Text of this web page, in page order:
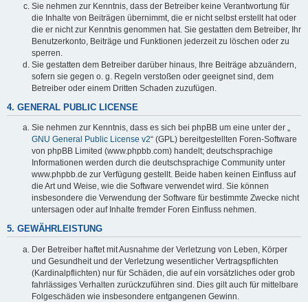
Sie nehmen zur Kenntnis, dass der Betreiber keine Verantwortung für
die Inhalte von Beiträgen übernimmt, die er nicht selbst erstellt hat oder
die er nicht zur Kenntnis genommen hat. Sie gestatten dem Betreiber, Ihr
Benutzerkonto, Beiträge und Funktionen jederzeit zu löschen oder zu
sperren.
Sie gestatten dem Betreiber darüber hinaus, Ihre Beiträge abzuändern,
sofern sie gegen o. g. Regeln verstoßen oder geeignet sind, dem
Betreiber oder einem Dritten Schaden zuzufügen.
4. GENERAL PUBLIC LICENSE
Sie nehmen zur Kenntnis, dass es sich bei phpBB um eine unter der „
GNU General Public License v2“ (GPL) bereitgestellten Foren-Software
von phpBB Limited (www.phpbb.com) handelt; deutschsprachige
Informationen werden durch die deutschsprachige Community unter
www.phpbb.de zur Verfügung gestellt. Beide haben keinen Einfluss auf
die Art und Weise, wie die Software verwendet wird. Sie können
insbesondere die Verwendung der Software für bestimmte Zwecke nicht
untersagen oder auf Inhalte fremder Foren Einfluss nehmen.
5. GEWÄHRLEISTUNG
Der Betreiber haftet mit Ausnahme der Verletzung von Leben, Körper
und Gesundheit und der Verletzung wesentlicher Vertragspflichten
(Kardinalpflichten) nur für Schäden, die auf ein vorsätzliches oder grob
fahrlässiges Verhalten zurückzuführen sind. Dies gilt auch für mittelbare
Folgeschäden wie insbesondere entgangenen Gewinn.